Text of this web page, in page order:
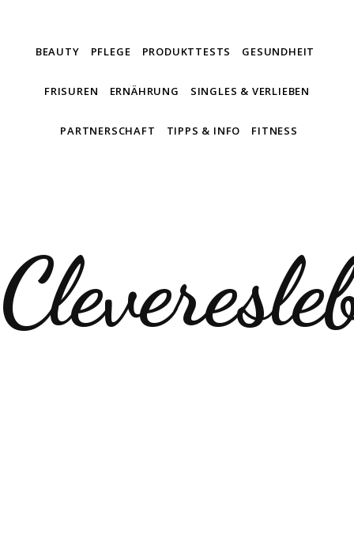
BEAUTY PFLEGE PRODUKTTESTS GESUNDHEIT
FRISUREN ERNÄHRUNG SINGLES & VERLIEBEN
PARTNERSCHAFT TIPPS & INFO FITNESS